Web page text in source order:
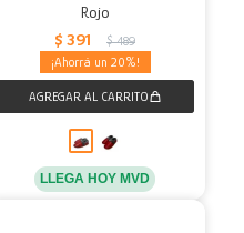
Rojo
$ 391 $ 489
20
LLEGA HOY MVD